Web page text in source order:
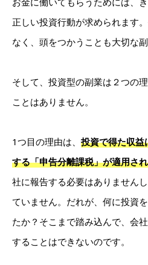
正しい投資行動が求められます
なく、頭をつかうことも大切な副
そして、投資型の副業は２つの
ことはありません。
1つ目の理由は、 投資で得た収益
する「申告分離課税」が適用さ
社に報告する必要はありません
ていません。だれが、何に投資
たか？そこまで踏み込んで、会
することはできないのです。